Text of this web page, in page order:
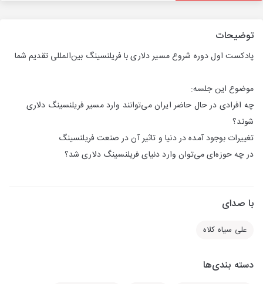
توضیحات
پادکست اول دوره شروع مسیر دلاری با فریلنسینگ بین‌المللی تقدیم شما
موضوع این جلسه:
چه افرادی در حال حاضر ایران می‌توانند وارد مسیر فریلنسینگ دلاری
شوند؟
تغییرات بوجود آمده در دنیا و تاثیر آن در صنعت فریلنسینگ
در چه حوزه‌ای می‌توان وارد دنیای فریلنسینگ دلاری شد؟
با صدای
علی سیاه کلاه
دسته بندی‌ها